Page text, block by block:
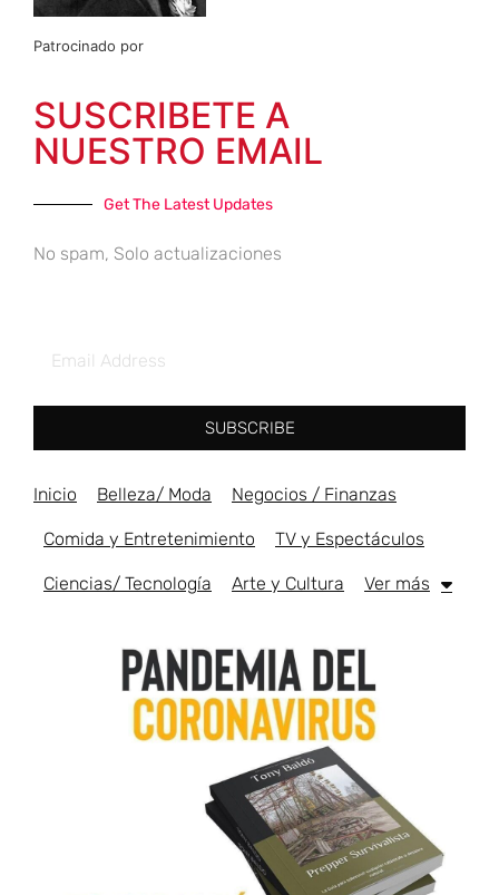
Patrocinado por
SUSCRIBETE A
NUESTRO EMAIL
Get The Latest Updates
No spam, Solo actualizaciones
SUBSCRIBE
Inicio Belleza/ Moda Negocios / Finanzas
Comida y Entretenimiento TV y Espectáculos
Ciencias/ Tecnología Arte y Cultura Ver más